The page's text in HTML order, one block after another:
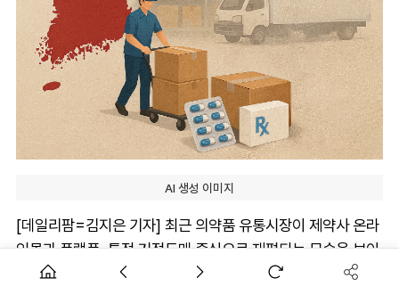
AI 생성 이미지
[데일리팜=김지은 기자] 최근 의약품 유통시장이 제약사 온라
인몰과 플랫폼, 특정 거점도매 중심으로 재편되는 모습을 보이
면서 약국가의 우려가 커지고 있다.